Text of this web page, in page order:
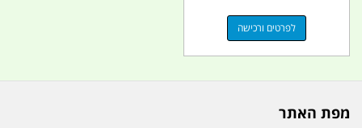
לפרטים ורכישה
מפת האתר